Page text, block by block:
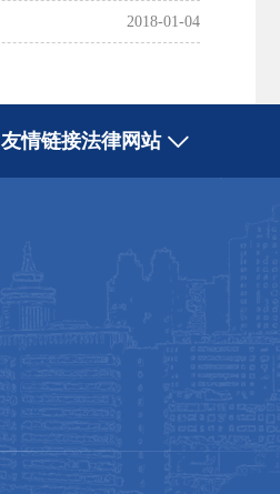
2018-01-04
友情链接法律网站